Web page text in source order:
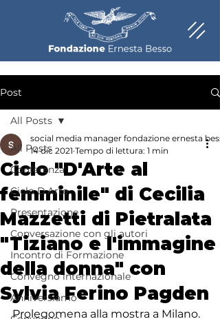
Post
All Posts
Conferenza
Ciclo D.Arte
Presentazione
Conversazione con gli autori
Incontro di Formazione
Convegno internazionale
Anniversiamo
All Posts
Ciclo "D'Arte al
femminile" di Cecilia
Mazzetti di Pietralata
"Tiziano e l'immagine
della donna" con
Sylvia Ferino Pagden
social media manager fondazione ernesta
14 dic 2021 Tempo di lettura: 1 min
Prolegomena alla mostra a Milano.